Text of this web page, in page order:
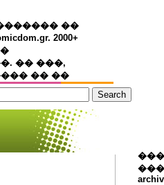
������� ��
2000+
�� ���,
�� ��
���